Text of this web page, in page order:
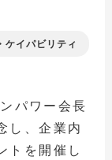
ケイパビリティ
パワー会長
し、企業内
トを開催し